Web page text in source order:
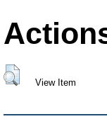
View Item